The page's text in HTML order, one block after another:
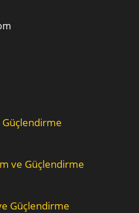
Güçlendirme
ve Güçlendirme
Güçlendirme